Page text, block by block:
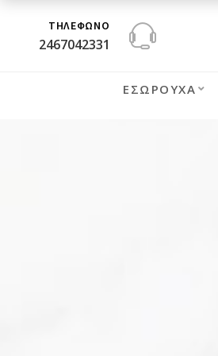
ΤΗΛΕΦΩΝΟ
2467042331
ΕΣΏΡΟΥΧΑ